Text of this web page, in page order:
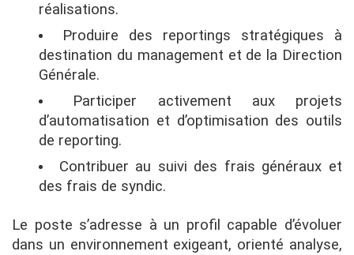
réalisations.
Produire des reportings stratégiques à
destination du management et de la Direction
Générale.
Participer activement aux projets
d’automatisation et d’optimisation des outils
de reporting.
Contribuer au suivi des frais généraux et
des frais de syndic.
Le poste s’adresse à un profil capable d’évoluer
dans un environnement exigeant, orienté analyse,